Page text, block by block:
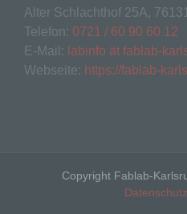
Alter Schlachthof 25A,
Telefon: 0721 / 60 90 60 12
E-Mail: labinfo ät fablab-
Webseite: https://fablab-
Copyright Fablab-
Informationen, die
oder identifizierbare
Folgenden
Als identifizierbar
Person angesehen,
Ausdruck der
genetischen,
kulturellen oder